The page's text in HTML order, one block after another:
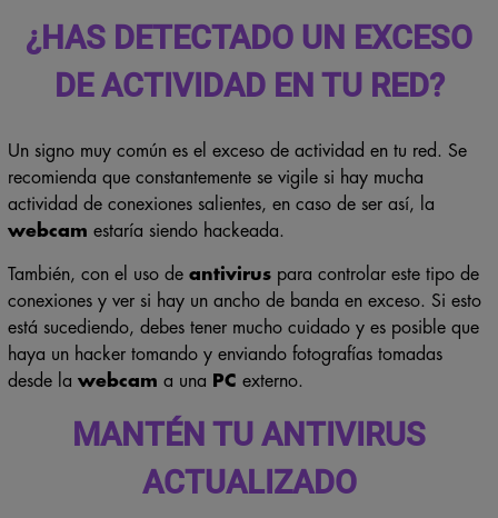
¿HAS DETECTADO UN EXCESO
DE ACTIVIDAD EN TU RED?
Un signo muy común es el exceso de actividad en tu red. Se
recomienda que constantemente se vigile si hay mucha
actividad de conexiones salientes, en caso de ser así, la
webcam estaría siendo hackeada.
También, con el uso de antiviruspara controlar este tipo de
conexiones y ver si hay un ancho de banda en exceso. Si esto
está sucediendo, debes tener mucho cuidado y es posible que
haya un hacker tomando y enviando fotografías tomadas
desde la webcam a una PC externo.
MANTÉN TU ANTIVIRUS
ACTUALIZADO